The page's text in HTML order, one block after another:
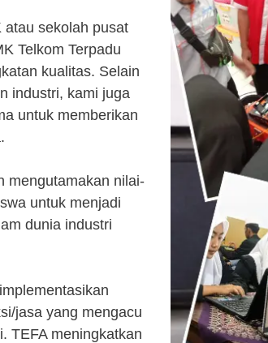
atau sekolah pusat
Telkom Terpadu
kualitas. Selain
industri, kami juga
untuk memberikan
mengutamakan nilai-
untuk menjadi
dunia industri
jasa yang mengacu
TEFA meningkatkan